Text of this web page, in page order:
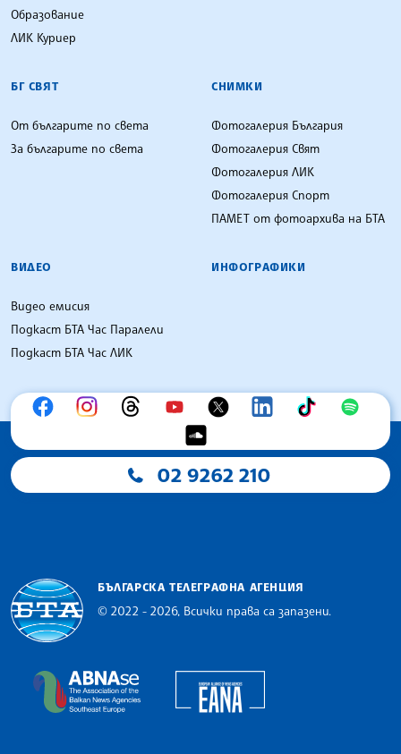
Образование
ЛИК Куриер
БГ СВЯТ
От българите по света
За българите по света
СНИМКИ
Фотогалерия България
Фотогалерия Свят
Фотогалерия ЛИК
Фотогалерия Спорт
ПАМЕТ от фотоархива на БТА
ВИДЕО
Видео емисия
Подкаст БТА Час Паралели
Подкаст БТА Час ЛИК
ИНФОГРАФИКИ
02 9262 210
БЪЛГАРСКА ТЕЛЕГРАФНА АГЕНЦИЯ
© 2022 - 2026, Всички права са запазени.
The Assocoation of the Balkan News Agencies